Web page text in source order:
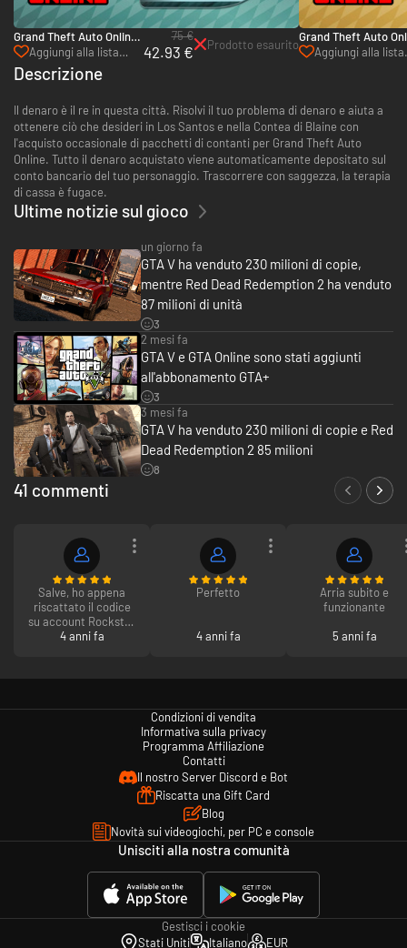
Grand Theft Auto Online:
Carta prepagata
Megalodon shark
(Rockstar)
Aggiungi alla lista
desideri
75 €
42.93 € Prodotto esaurito
Grand Theft Auto
Carta prepagata
Aggiungi alla lista
Descrizione
Il denaro è il re in questa città. Risolvi il tuo problema di denaro e aiuta a
ottenere ciò che desideri in Los Santos e nella Contea di Blaine con
l'acquisto occasionale di pacchetti di contanti per Grand Theft Auto
Online. Tutto il denaro acquistato viene automaticamente depositato sul
conto bancario del tuo personaggio. Trascorrere con saggezza, la terapia
di cassa è fugace.
Ultime notizie sul gioco
un giorno fa
GTA V ha venduto 230 milioni di copie,
mentre Red Dead Redemption 2 ha venduto
87 milioni di unità
3
2 mesi fa
GTA V e GTA Online sono stati aggiunti
all'abbonamento GTA+
3
3 mesi fa
GTA V ha venduto 230 milioni di copie e Red
Dead Redemption 2 85 milioni
8
41 commenti
Salve, ho appena
riscattato il codice
su account Rockstar
ma il mio patrimonio
rimasti.
4 anni fa
Perfetto
4 anni fa
Arria subito e
funzionante
5 anni fa
Condizioni di vendita
Informativa sulla privacy
Programma Affiliazione
Contatti
Il nostro Server Discord e Bot
Riscatta una Gift Card
Blog
Novità sui videogiochi, per PC e console
Unisciti alla nostra comunità
Gestisci i cookie
Stati Uniti
Italiano EUR